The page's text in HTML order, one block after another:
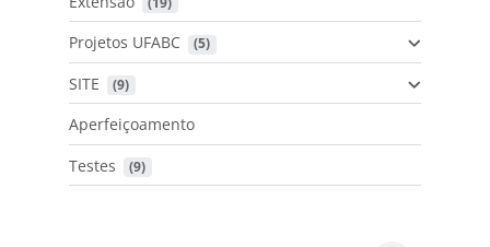
Projetos UFABC (5)
SITE (9)
Aperfeiçoamento
Testes
(9)